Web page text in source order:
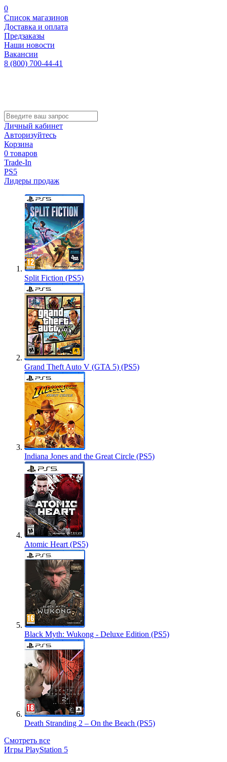
0
Список магазинов
Доставка и оплата
Предзаказы
Наши новости
Вакансии
8 (800) 700-44-41
Личный кабинет
Авторизуйтесь
Корзина
0 товаров
Trade-In
PS5
Лидеры продаж
Split Fiction (PS5)
Grand Theft Auto V (GTA 5) (PS5)
Indiana Jones and the Great Circle (PS5)
Atomic Heart (PS5)
Black Myth: Wukong - Deluxe Edition (PS5)
Death Stranding 2 – On the Beach (PS5)
Смотреть все
Игры PlayStation 5